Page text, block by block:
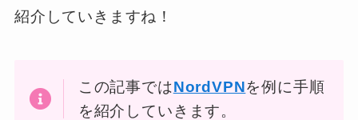
紹介していきますね！
この記事ではNordVPNを例に手順
を紹介していきます。